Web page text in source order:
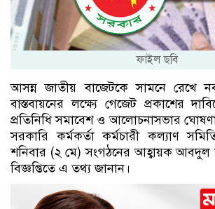
ফাইল ছবি
আসন্ন জাতীয় বাজেটকে সামনে রেখে
বাস্তবায়নের লক্ষ্যে গেজেট প্রকাশের
প্রতিনিধি সমাবেশ ও আলোচনাসভার ঘোষণা
সরকারি কর্মকর্তা কর্মচারী কল্যাণ
শনিবার (২ মে) সংগঠনের আহ্বায়ক
বিজ্ঞপ্তিতে এ তথ্য জানান।